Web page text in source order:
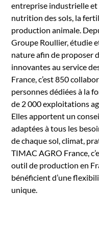
entreprise industrielle et
nutrition des sols, la
production animale.
Groupe Roullier, étudie
nature afin de proposer
innovantes au service
France, c’est 850
personnes dédiées à la
de 2 000 exploitations
Elles apportent un
adaptées à tous les
de chaque sol, climat,
TIMAC AGRO France,
outil de production en
bénéficient d’une
unique.